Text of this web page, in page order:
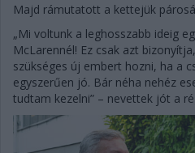
Majd rámutatott a kettejük
„Mi voltunk a leghosszabb ideig
McLarennél! Ez csak azt
szükséges új embert hozni, ha a
egyszerűen jó. Bár néha nehéz
tudtam kezelni” – nevettek jót a